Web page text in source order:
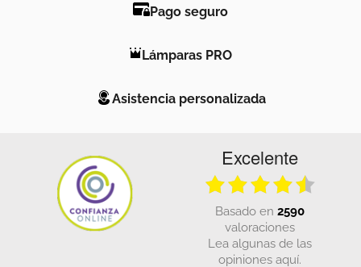
Pago seguro
Lámparas PRO
Asistencia personalizada
Excelente
basado en 2590
valoraciones
Lea algunas de las
opiniones aquí.